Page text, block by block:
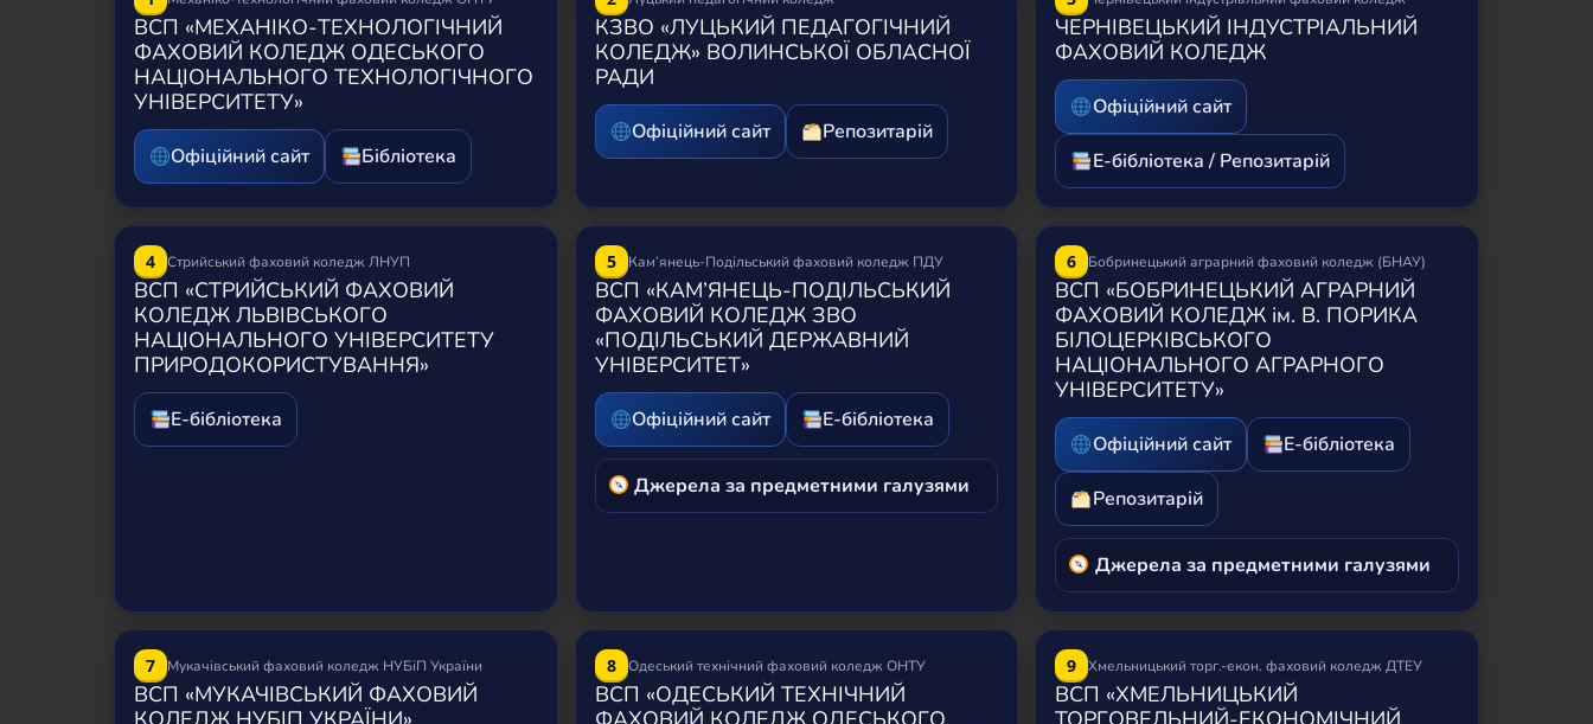
ВСП «МЕХАНІКО-ТЕХНОЛОГІЧНИЙ
ФАХОВИЙ КОЛЕДЖ ОДЕСЬКОГО
НАЦІОНАЛЬНОГО ТЕХНОЛОГІЧНОГО
УНІВЕРСИТЕТУ»
Офіційний сайт Бібліотека
КЗВО «ЛУЦЬКИЙ ПЕДАГОГІЧНИЙ
КОЛЕДЖ» ВОЛИНСЬКОЇ ОБЛАСНОЇ
РАДИ
Офіційний сайт Репозитарій
ЧЕРНІВЕЦЬКИЙ ІНДУСТРІАЛЬНИЙ
ФАХОВИЙ КОЛЕДЖ
Офіційний сайт
Е-бібліотека / Репозитарій
4 Стрийський фаховий коледж ЛНУП
ВСП «СТРИЙСЬКИЙ ФАХОВИЙ
КОЛЕДЖ ЛЬВІВСЬКОГО
НАЦІОНАЛЬНОГО УНІВЕРСИТЕТУ
ПРИРОДОКОРИСТУВАННЯ»
Е-бібліотека
5 Кам’янець-Подільський фаховий коледж ПДУ
ВСП «КАМ’ЯНЕЦЬ-ПОДІЛЬСЬКИЙ
ФАХОВИЙ КОЛЕДЖ ЗВО
«ПОДІЛЬСЬКИЙ ДЕРЖАВНИЙ
УНІВЕРСИТЕТ»
Офіційний сайт Е-бібліотека
Джерела за предметними галузями
6 Бобринецький аграрний фаховий коледж (БНАУ)
ВСП «БОБРИНЕЦЬКИЙ АГРАРНИЙ
ФАХОВИЙ КОЛЕДЖ ім. В. ПОРИКА
БІЛОЦЕРКІВСЬКОГО
НАЦІОНАЛЬНОГО АГРАРНОГО
УНІВЕРСИТЕТУ»
Офіційний сайт Е-бібліотека
Репозитарій
Джерела за предметними галузями
7 Мукачівський фаховий коледж НУБіП України
ВСП «МУКАЧІВСЬКИЙ ФАХОВИЙ
8 Одеський технічний фаховий коледж ОНТУ
ВСП «ОДЕСЬКИЙ ТЕХНІЧНИЙ
9 Хмельницький торг.-екон. фаховий коледж ДТЕУ
ВСП «ХМЕЛЬНИЦЬКИЙ